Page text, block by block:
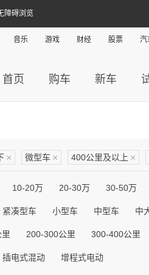
障碍浏览
音乐 游戏 财经 股票 汽
首页 购车 新车
× 微型车 × 400公里及以上 ×
10-20万 20-30万 30-50万
紧凑型车 小型车 中型车 中
200-300公里 300-400公里
插电式混动 增程式电动